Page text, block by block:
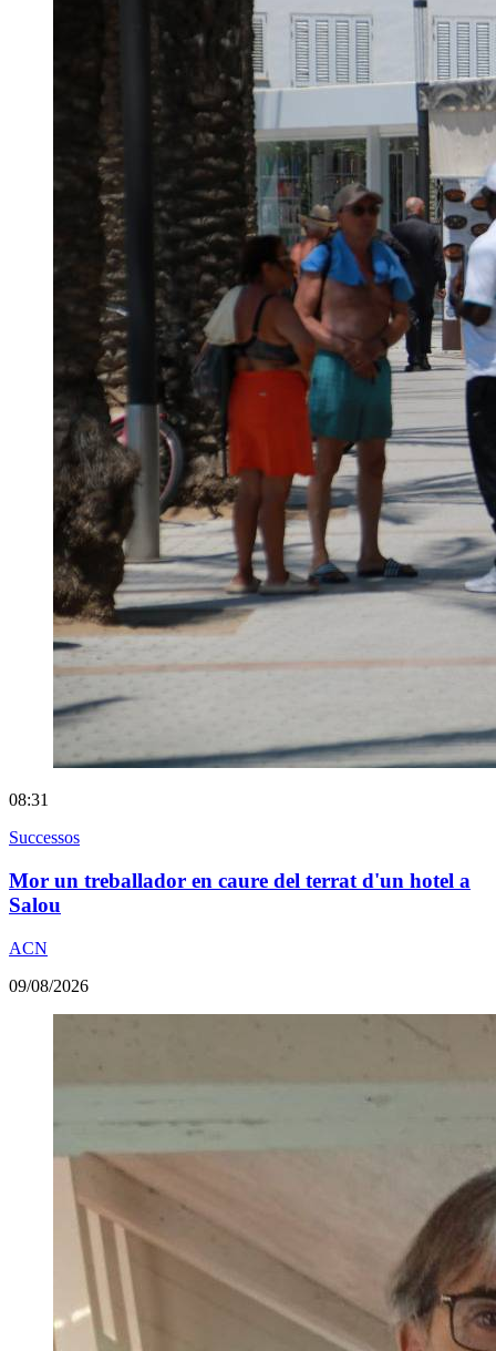
08:31
Successos
Mor un treballador en caure del terrat d'un hotel a
Salou
ACN
09/08/2026